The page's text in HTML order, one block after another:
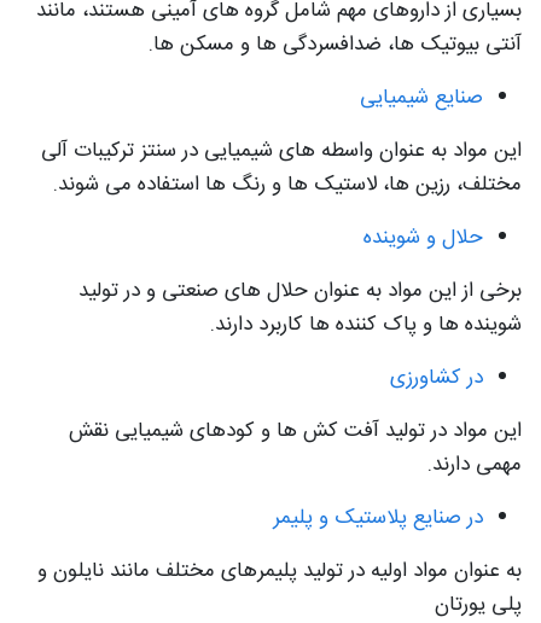
بسیاری از داروهای مهم شامل گروه های آمینی هستند، مانند
آنتی بیوتیک ها، ضدافسردگی ها و مسکن ها.
صنایع شیمیایی
این مواد به عنوان واسطه های شیمیایی در سنتز ترکیبات آلی
مختلف، رزین ها، لاستیک ها و رنگ ها استفاده می شوند.
حلال و شوینده
برخی از این مواد به عنوان حلال های صنعتی و در تولید
شوینده ها و پاک کننده ها کاربرد دارند.
در کشاورزی
این مواد در تولید آفت کش ها و کودهای شیمیایی نقش
مهمی دارند.
در صنایع پلاستیک و پلیمر
به عنوان مواد اولیه در تولید پلیمرهای مختلف مانند نایلون و
پلی یورتان